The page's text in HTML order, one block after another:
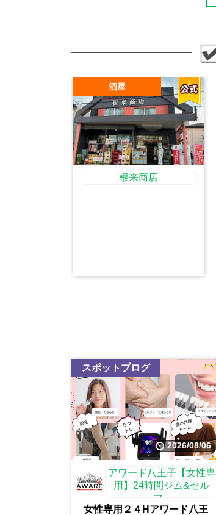
酒屋
根来商店
スポットブログ
2026/08/06
アワード八王子【女性専
用】24時間ジム&セル
フ...
女性専用２４Hアワード八王